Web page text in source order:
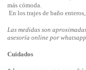
más cómoda.
En los trajes de baño
Las medidas son
asesoría online por whatsapp.
Cuidados